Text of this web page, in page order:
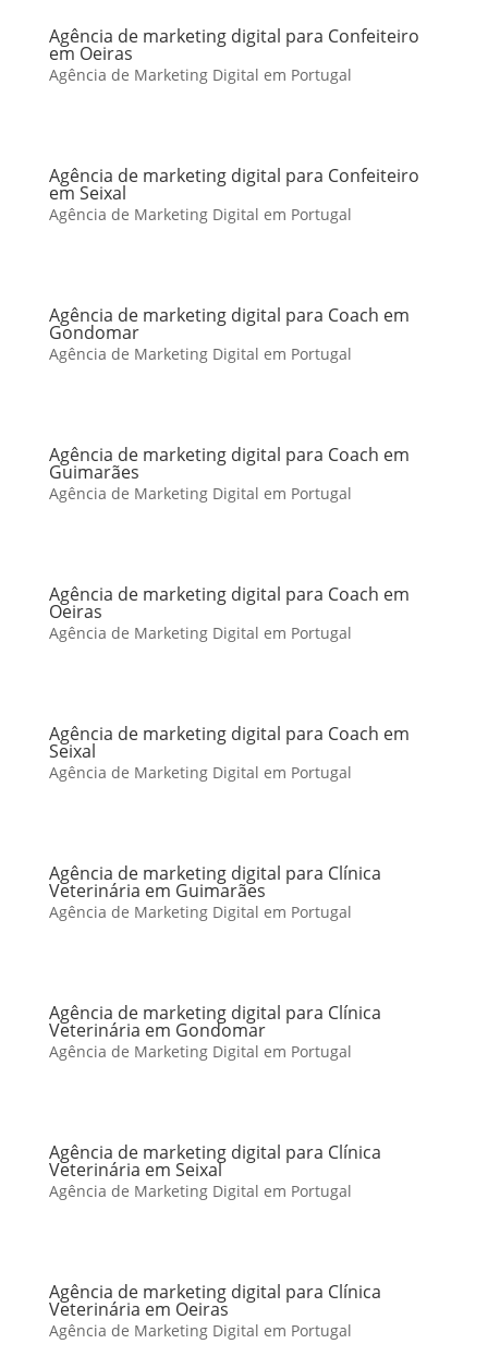
Agência de marketing digital para Confeiteiro
em Oeiras
Agência de Marketing Digital em Portugal
Agência de marketing digital para Confeiteiro
em Seixal
Agência de Marketing Digital em Portugal
Agência de marketing digital para Coach em
Gondomar
Agência de Marketing Digital em Portugal
Agência de marketing digital para Coach em
Guimarães
Agência de Marketing Digital em Portugal
Agência de marketing digital para Coach em
Oeiras
Agência de Marketing Digital em Portugal
Agência de marketing digital para Coach em
Seixal
Agência de Marketing Digital em Portugal
Agência de marketing digital para Clínica
Veterinária em Guimarães
Agência de Marketing Digital em Portugal
Agência de marketing digital para Clínica
Veterinária em Gondomar
Agência de Marketing Digital em Portugal
Agência de marketing digital para Clínica
Veterinária em Seixal
Agência de Marketing Digital em Portugal
Agência de marketing digital para Clínica
Veterinária em Oeiras
Agência de Marketing Digital em Portugal